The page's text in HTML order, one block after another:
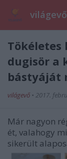
világevő
Tökéletes
dugisör a
bástyáját
világevő • 2017.
Már nagyon
ét, valahogy
sikerült